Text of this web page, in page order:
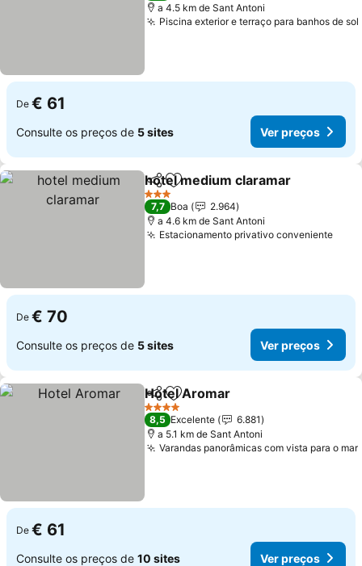
a 4.5 km de Sant Antoni
Piscina exterior e terraço para banhos de sol
De € 61
Consulte os preços de 5 sites Ver preços
PartilharAdicionar aos favoritos
hotel medium claramar
3 Estrelas
7,7 Boa
2.964
a 4.6 km de Sant Antoni
Estacionamento privativo conveniente
De € 70
Consulte os preços de 5 sites Ver preços
PartilharAdicionar aos favoritos
Hotel Aromar
4 Estrelas
8,5 Excelente
6.881
a 5.1 km de Sant Antoni
Varandas panorâmicas com vista para o mar
De € 61
Consulte os preços de 10 sites Ver preços